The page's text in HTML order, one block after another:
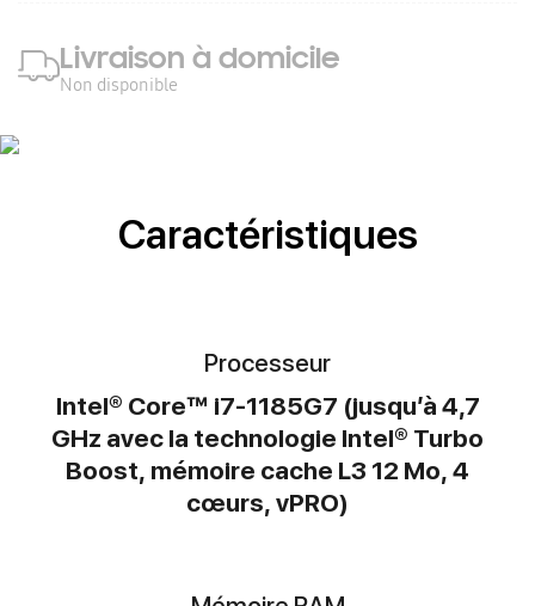
Livraison à domicile
Non disponible
Caractéristiques
Processeur
Intel® Core™ i7-1185G7 (jusqu’à 4,7
GHz avec la technologie Intel® Turbo
Boost, mémoire cache L3 12 Mo, 4
cœurs, vPRO)